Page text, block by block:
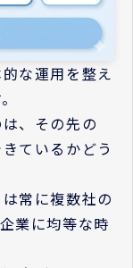
な運用を整え
、その先の
ているかどう
常に複数社の
業に均等な時